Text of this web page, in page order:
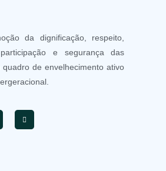
da dignificação, respeito,
e segurança das
de envelhecimento ativo